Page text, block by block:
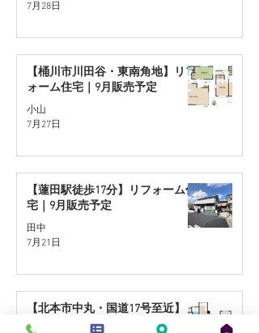
7月28日
【桶川市川田谷・東南角地】リフ
ォーム住宅｜9月販売予定
小山
7月27日
【蓮田駅徒歩17分】リフォーム住
宅｜9月販売予定
田中
7月21日
【北本市中丸・国道17号至近】リ
フォーム住宅｜9月販売予定